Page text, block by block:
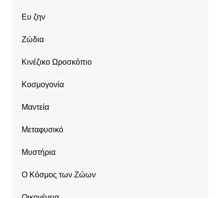
Ευ ζην
Ζώδια
Κινέζικο Ωροσκόπιο
Κοσμογονία
Μαντεία
Μεταφυσικό
Μυστήρια
Ο Κόσμος των Ζώων